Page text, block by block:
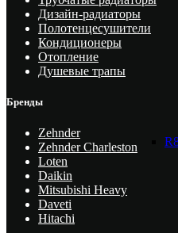
Дизайн-радиаторы
Полотенцесушители
Кондиционеры
Отопление
Душевые трапы
Бренды
Zehnder
Zehnder Charleston
Loten
Daikin
Mitsubishi Heavy
Daveti
Hitachi